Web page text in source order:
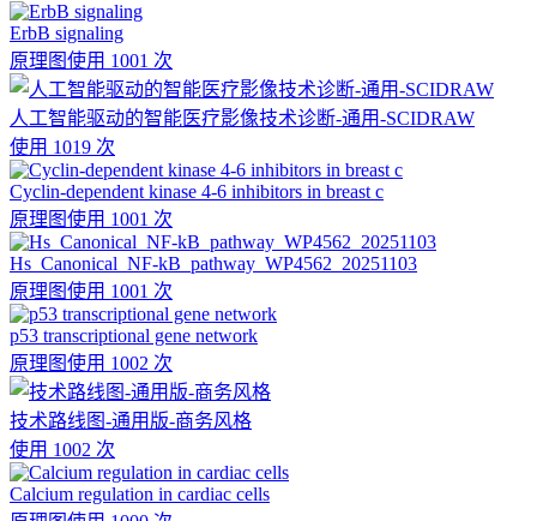
ErbB signaling
原理图使用 1001 次
人工智能驱动的智能医疗影像技术诊断-通用-SCIDRAW
使用 1019 次
Cyclin-dependent kinase 4-6 inhibitors in breast c
原理图使用 1001 次
Hs_Canonical_NF-kB_pathway_WP4562_20251103
原理图使用 1001 次
p53 transcriptional gene network
原理图使用 1002 次
技术路线图-通用版-商务风格
使用 1002 次
Calcium regulation in cardiac cells